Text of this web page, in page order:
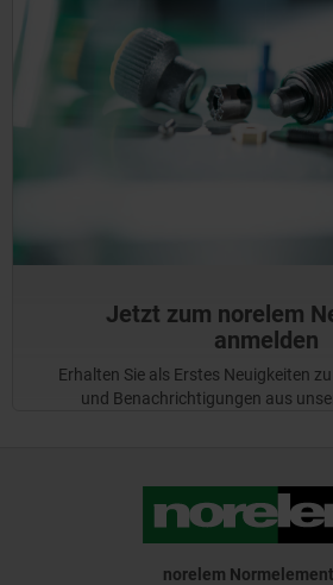
Jetzt zum norelem
anmelden
Erhalten Sie als Erstes Neuigkeiten
und Benachrichtigungen aus
norelem